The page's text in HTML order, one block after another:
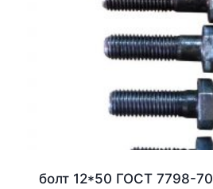
болт 12*50 ГОСТ 7798-70